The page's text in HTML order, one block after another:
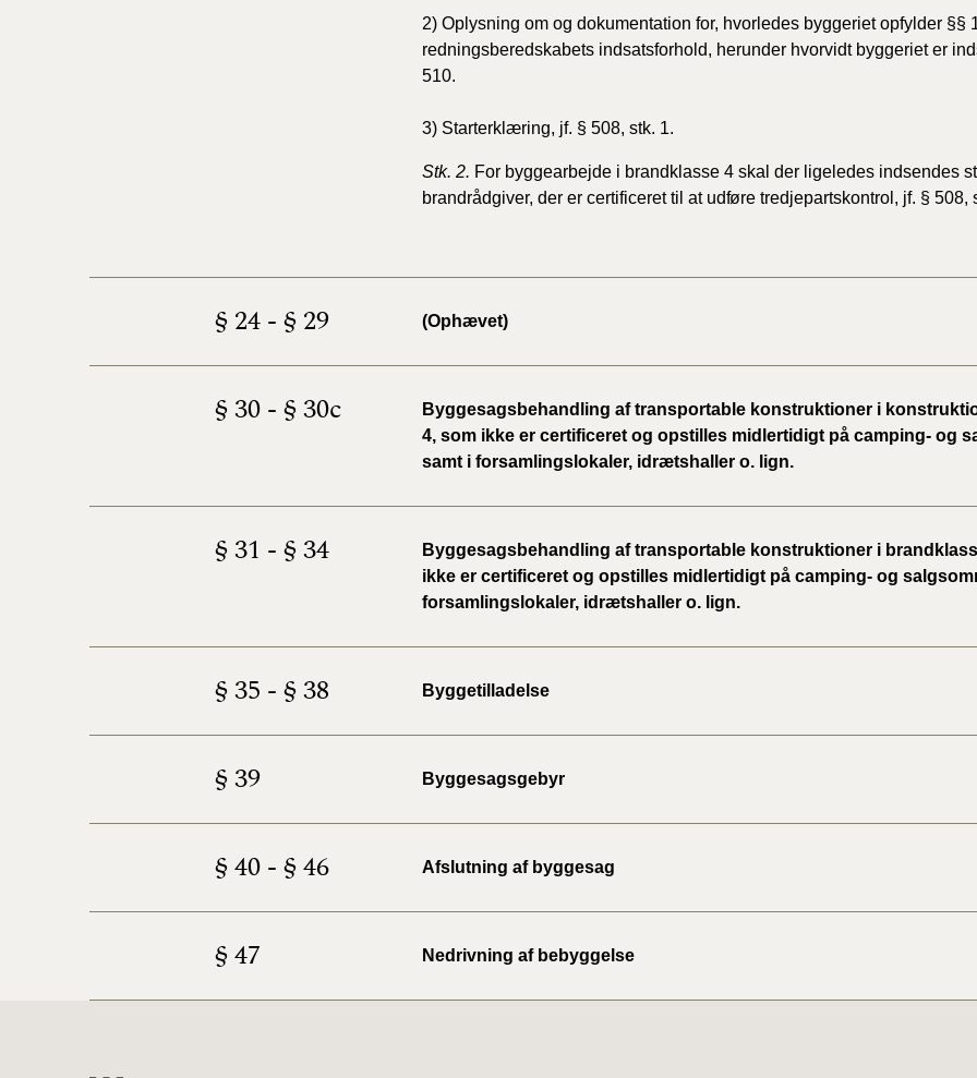
2) Oplysning om og dokumentation for, hvorledes byggeriet opfylder §§
redningsberedskabets indsatsforhold, herunder hvorvidt byggeriet er
510.
3) Starterklæring, jf. § 508, stk. 1.
Stk. 2. For byggearbejde i brandklasse 4 skal der ligeledes indsendes
brandrådgiver, der er certificeret til at udføre tredjepartskontrol, jf. § 508,
§ 24 - § 29 (Ophævet)
§ 30 - § 30c
Byggesagsbehandling af transportable konstruktioner i
4, som ikke er certificeret og opstilles midlertidigt på camping- og
samt i forsamlingslokaler, idrætshaller o. lign.
§ 31 - § 34
Byggesagsbehandling af transportable konstruktioner i
ikke er certificeret og opstilles midlertidigt på camping- og
forsamlingslokaler, idrætshaller o. lign.
§ 35 - § 38 Byggetilladelse
§ 39 Byggesagsgebyr
§ 40 - § 46 Afslutning af byggesag
§ 47 Nedrivning af bebyggelse